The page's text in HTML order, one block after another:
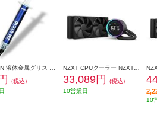
ZALMAN 液体金属グリス ZM-STC10
(税込)
NZXT CPUクーラー NZXT Kraken Elite 240 v2 Black RL-KN24E-B2
33,089円
(税込)
10営業日
10